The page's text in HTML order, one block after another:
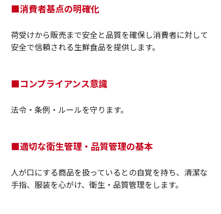
■消費者基点の明確化
荷受けから販売まで安全と品質を確保し消費者に対して
安全で信頼される生鮮食品を提供します。
■コンプライアンス意識
法令・条例・ルールを守ります。
■適切な衛生管理・品質管理の基本
人が口にする商品を扱っているとの自覚を持ち、清潔な
手指、服装を心がけ、衛生・品質管理をします。